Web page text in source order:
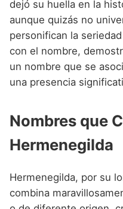
dejó su huella en la
aunque quizás no
personifican la
con el nombre,
un nombre que se
una presencia
Nombres que
Hermenegilda
Hermenegilda, por su
combina